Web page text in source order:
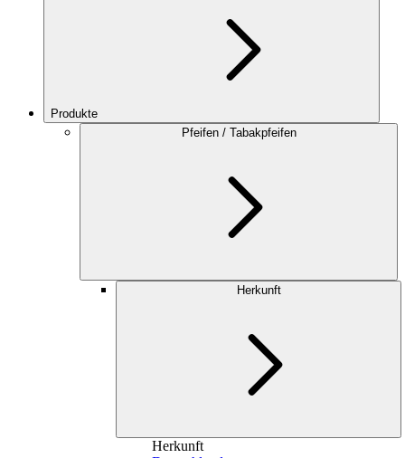
Produkte
Pfeifen / Tabakpfeifen
Herkunft
Herkunft